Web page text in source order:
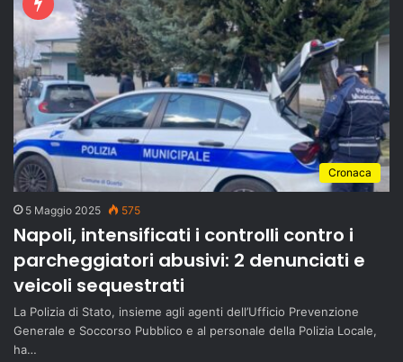
Cronaca
5 Maggio 2025 575
Napoli, intensificati i controlli contro i
parcheggiatori abusivi: 2 denunciati e
veicoli sequestrati
La Polizia di Stato, insieme agli agenti dell’Ufficio Prevenzione
Generale e Soccorso Pubblico e al personale della Polizia Locale,
ha…